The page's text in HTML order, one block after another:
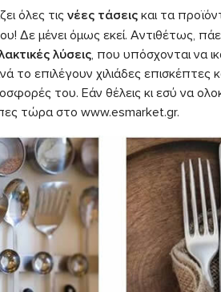
όλες τις νέες τάσειςκαι τα
Δε μένει όμως εκεί. Αντιθέτως,
λύσεις, που υπόσχονται να
το επιλέγουν χιλιάδες επισκέπτες
του. Εάν θέλεις κι εσύ να
τώρα στο www.esmarket.gr.